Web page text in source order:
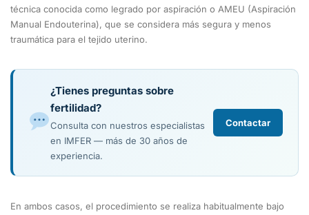
técnica conocida como legrado por aspiración o AMEU (Aspiración
Manual Endouterina), que se considera más segura y menos
traumática para el tejido uterino.
¿Tienes preguntas sobre
fertilidad?
Consulta con nuestros especialistas
en IMFER — más de 30 años de
experiencia.
Contactar
En ambos casos, el procedimiento se realiza habitualmente bajo